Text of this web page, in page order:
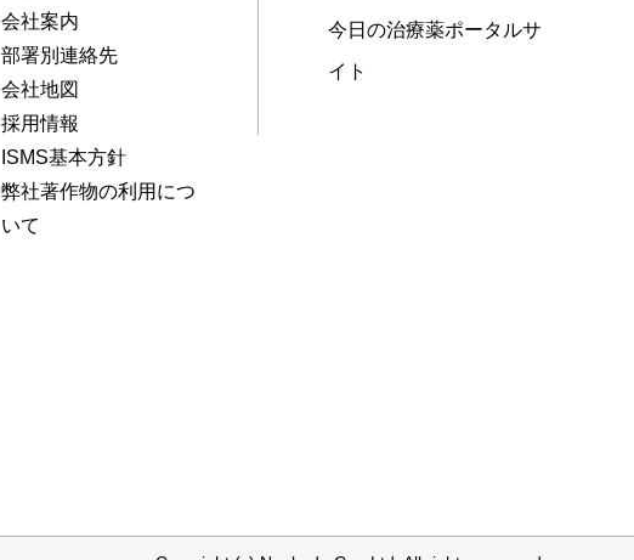
会社案内
部署別連絡先
会社地図
採用情報
ISMS基本方針
弊社著作物の利用につ
いて
今日の治療薬ポータルサ
イト